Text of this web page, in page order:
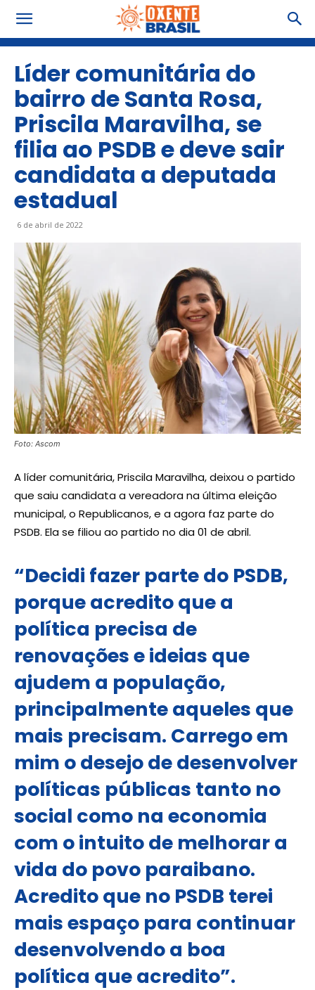
Líder comunitária do
bairro de Santa Rosa,
Priscila Maravilha, se
filia ao PSDB e deve sair
candidata a deputada
estadual
6 de abril de 2022
Foto: Ascom
A líder comunitária, Priscila Maravilha, deixou o partido
que saiu candidata a vereadora na última eleição
municipal, o Republicanos, e a agora faz parte do
PSDB. Ela se filiou ao partido no dia 01 de abril.
“Decidi fazer parte do PSDB,
porque acredito que a
política precisa de
renovações e ideias que
ajudem a população,
principalmente aqueles que
mais precisam. Carrego em
mim o desejo de desenvolver
políticas públicas tanto no
social como na economia
com o intuito de melhorar a
vida do povo paraibano.
Acredito que no PSDB terei
mais espaço para continuar
desenvolvendo a boa
política que acredito”.